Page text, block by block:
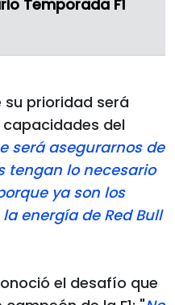
Temporada F1
su prioridad será
del
será asegurarnos de
tengan lo necesario
ya son los
energía de Red Bull
el desafío que